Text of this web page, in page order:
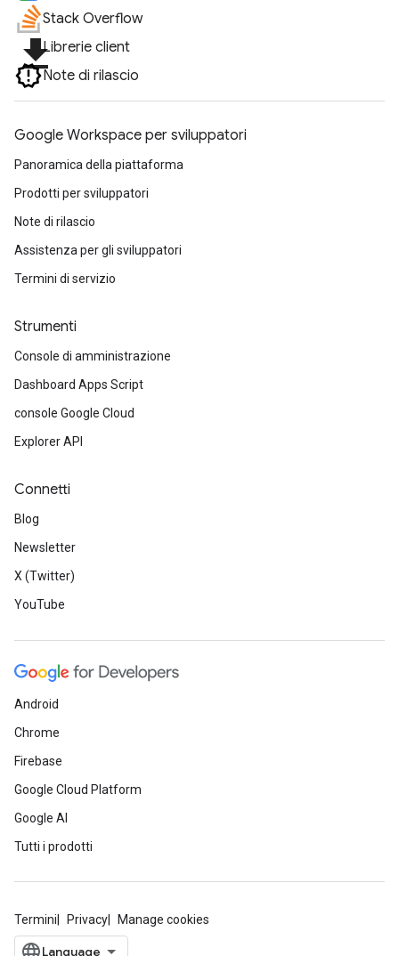
Stack Overflow
file_downloadLibrerie client
Note di rilascio
Google Workspace per sviluppatori
Panoramica della piattaforma
Prodotti per sviluppatori
Note di rilascio
Assistenza per gli sviluppatori
Termini di servizio
Strumenti
Console di amministrazione
Dashboard Apps Script
console Google Cloud
Explorer API
Connetti
Blog
Newsletter
X (Twitter)
YouTube
Android
Chrome
Firebase
Google Cloud Platform
Google AI
Tutti i prodotti
Termini Privacy Manage cookies